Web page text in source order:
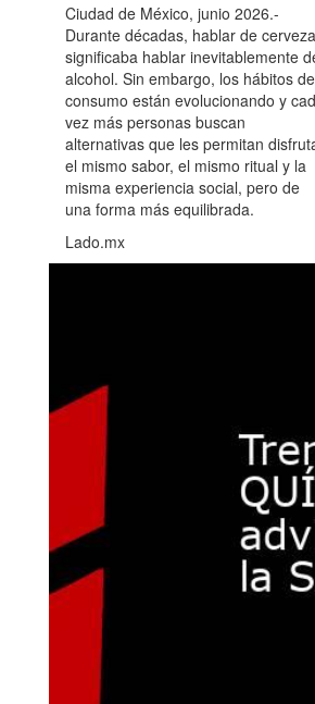
Ciudad de México, junio 2026.-
Durante décadas, hablar de cerveza
significaba hablar inevitablemente
alcohol. Sin embargo, los hábitos de
consumo están evolucionando y
vez más personas buscan
alternativas que les permitan
el mismo sabor, el mismo ritual y la
misma experiencia social, pero de
una forma más equilibrada.
Lado.mx